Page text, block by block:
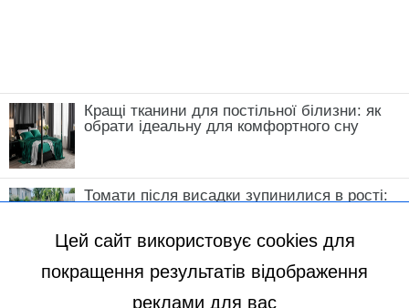
Кращі тканини для постільної білизни: як
обрати ідеальну для комфортного сну
Томати після висадки зупинилися в рості:
Цей сайт використовує cookies для
покращення результатів відображення
реклами для вас